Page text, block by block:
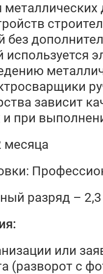
без
зависит
и при
месяца
разряд – 2,3
или
(разворот с